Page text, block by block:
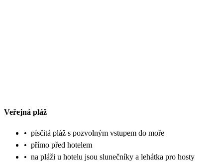
Veřejná pláž
• písčitá pláž s pozvolným vstupem do moře
• přímo před hotelem
• na pláži u hotelu jsou slunečníky a lehátka pro hosty